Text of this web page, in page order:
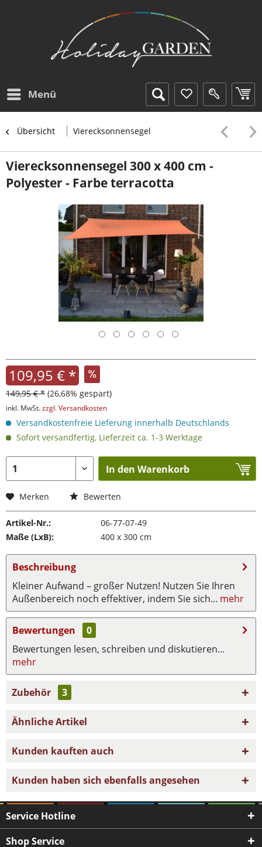
Menü
Übersicht Vierecksonnensegel
Vierecksonnensegel 300 x 400 cm -
Polyester - Farbe terracotta
109,95 € *
149,95 € * (26,68% gespart)
inkl. MwSt.zzgl. Versandkosten
Versandkostenfreie Lieferung innerhalb Deutschlands
Sofort versandfertig, Lieferzeit ca. 1-3 Werktage
In den Warenkorb
Merken Bewerten
Artikel-Nr.:
06-77-07-49
Maße (LxB):
400 x 300 cm
Beschreibung
Kleiner Aufwand – großer Nutzen! Nutzen Sie Ihren
Außenbereich noch effektiver, indem Sie sich... mehr
Bewertungen
0
Bewertungen lesen, schreiben und diskutieren...
mehr
Zubehör 3
Ähnliche Artikel
Kunden kauften auch
Kunden haben sich ebenfalls angesehen
Service Hotline
Shop Service